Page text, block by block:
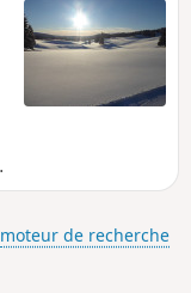
moteur de recherche